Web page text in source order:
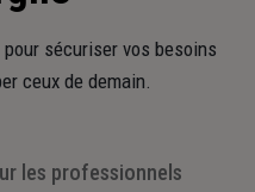
sécuriser vos besoins
ceux de demain.
les professionnels